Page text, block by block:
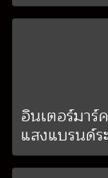
อินเตอร์มา
แสงแบรนด์